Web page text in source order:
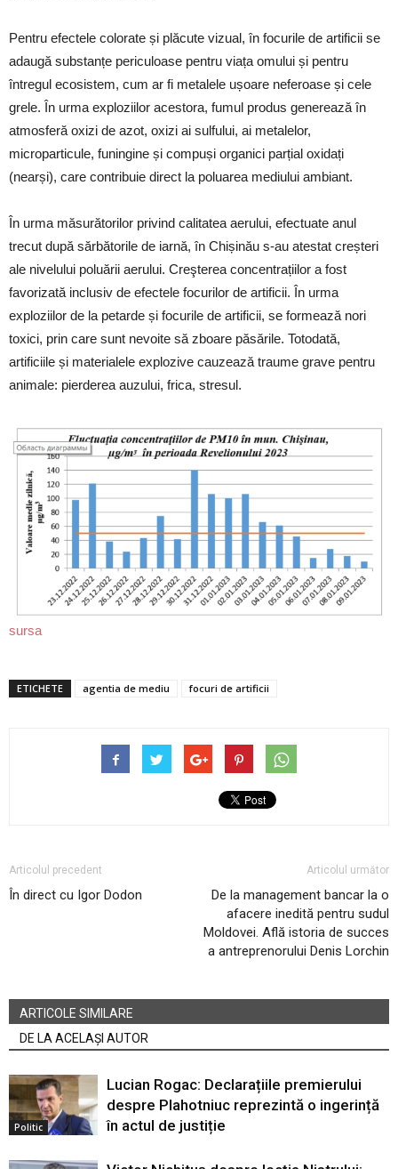
Pentru efectele colorate și plăcute vizual, în focurile de artificii se
adaugă substanțe periculoase pentru viața omului și pentru
întregul ecosistem, cum ar fi metalele ușoare neferoase și cele
grele. În urma exploziilor acestora, fumul produs generează în
atmosferă oxizi de azot, oxizi ai sulfului, ai metalelor,
microparticule, funingine și compuși organici parțial oxidați
(nearși), care contribuie direct la poluarea mediului ambiant.
În urma măsurătorilor privind calitatea aerului, efectuate anul
trecut după sărbătorile de iarnă, în Chișinău s-au atestat creșteri
ale nivelului poluării aerului. Creşterea concentrațiilor a fost
favorizată inclusiv de efectele focurilor de artificii. În urma
exploziilor de la petarde și focurile de artificii, se formează nori
toxici, prin care sunt nevoite să zboare păsările. Totodată,
artificiile și materialele explozive cauzează traume grave pentru
animale: pierderea auzului, frica, stresul.
sursa
ETICHETE agentia de mediu focuri de artificii
Articolul precedent
În direct cu Igor Dodon
Articolul următor
De la management bancar la o
afacere inedită pentru sudul
Moldovei. Află istoria de succes
a antreprenorului Denis Lorchin
ARTICOLE SIMILARE
DE LA ACELAȘI AUTOR
Politic
Lucian Rogac: Declarațiile premierului
despre Plahotniuc reprezintă o ingerință
în actul de justiție